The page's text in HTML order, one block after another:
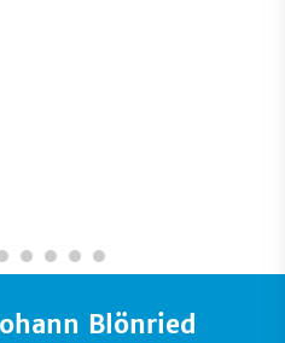
Blönried